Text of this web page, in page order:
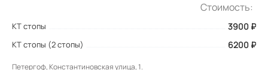
Стоимость:
КТ стопы 3900 ₽
КТ стопы (2 стопы) 6200 ₽
Петергоф, Константиновская улица, 1.